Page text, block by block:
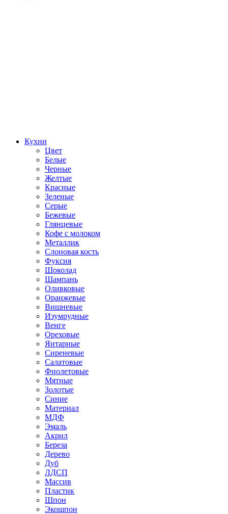
Кухни
Цвет
Белые
Черные
Желтые
Красные
Зеленые
Серые
Бежевые
Глянцевые
Кофе с молоком
Металлик
Слоновая кость
Фуксия
Шоколад
Шампань
Оливковые
Оранжевые
Вишневые
Изумрудные
Венге
Ореховые
Янтарные
Сиреневые
Салатовые
Фиолетовые
Мятные
Золотые
Синие
Материал
МДФ
Эмаль
Акрил
Береза
Дерево
Дуб
ЛДСП
Массив
Пластик
Шпон
Экошпон